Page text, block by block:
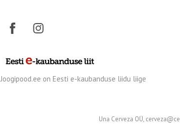
Joogipood.ee on Eesti e-kaubanduse liidu liige
Una Cerveza OÜ,